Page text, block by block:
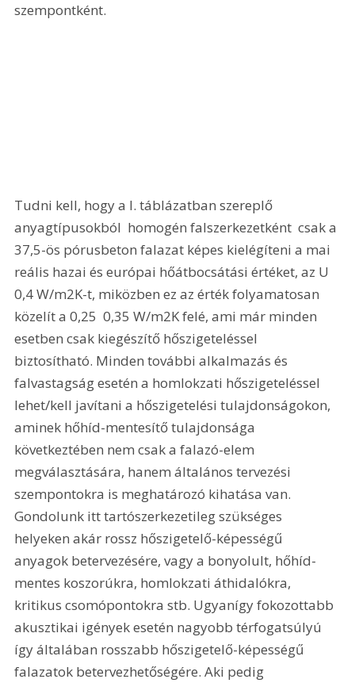
szempontként.
Tudni kell, hogy a I. táblázatban szereplő
anyagtípusokból  homogén falszerkezetként  csak a
37,5-ös pórusbeton falazat képes kielégíteni a mai
reális hazai és európai hőátbocsátási értéket, az U
0,4 W/m2K-t, miközben ez az érték folyamatosan
közelít a 0,25  0,35 W/m2K felé, ami már minden
esetben csak kiegészítő hőszigeteléssel
biztosítható. Minden további alkalmazás és
falvastagság esetén a homlokzati hőszigeteléssel
lehet/kell javítani a hőszigetelési tulajdonságokon,
aminek hőhíd-mentesítő tulajdonsága
következtében nem csak a falazó-elem
megválasztására, hanem általános tervezési
szempontokra is meghatározó kihatása van.
Gondolunk itt tartószerkezetileg szükséges
helyeken akár rossz hőszigetelő-képességű
anyagok betervezésére, vagy a bonyolult, hőhíd-
mentes koszorúkra, homlokzati áthidalókra,
kritikus csomópontokra stb. Ugyanígy fokozottabb
akusztikai igények esetén nagyobb térfogatsúlyú 
így általában rosszabb hőszigetelő-képességű 
falazatok betervezhetőségére. Aki pedig